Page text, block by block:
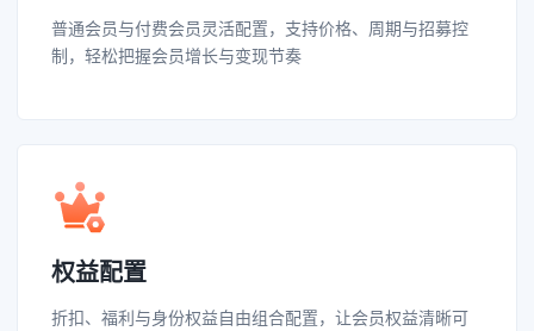
普通会员与付费会员灵活配置，支持价格、周期与招募控
制，轻松把握会员增长与变现节奏
权益配置
折扣、福利与身份权益自由组合配置，让会员权益清晰可